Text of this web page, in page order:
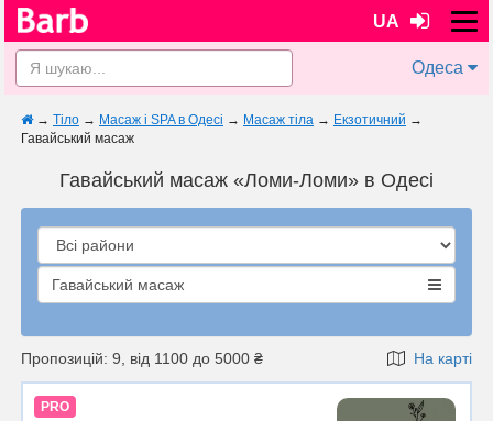
UA
Одеса
→ Тіло → Масаж і SPA в Одесі → Масаж тіла → Екзотичний →
Гавайський масаж
Гавайський масаж «Ломи-Ломи» в Одесі
Гавайський масаж
Пропозицій: 9, від 1100 до 5000 ₴ На карті
PRO